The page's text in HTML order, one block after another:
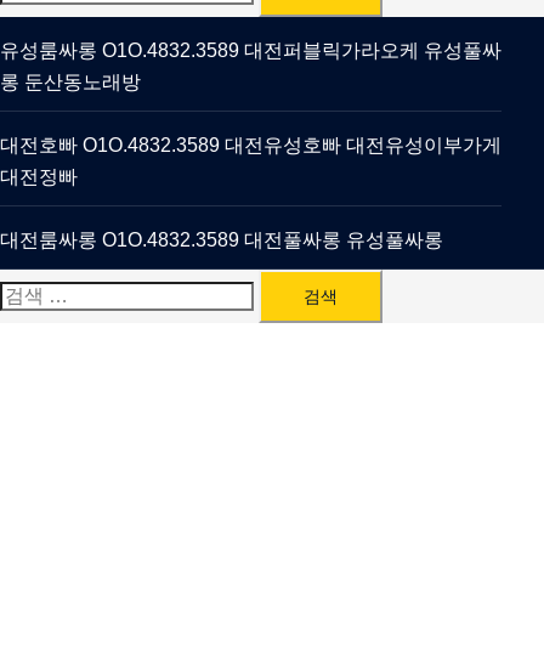
색:
유성룸싸롱 O1O.4832.3589 대전퍼블릭가라오케 유성풀싸
롱 둔산동노래방
대전호빠 O1O.4832.3589 대전유성호빠 대전유성이부가게
대전정빠
대전룸싸롱 O1O.4832.3589 대전풀싸롱 유성풀싸롱
검